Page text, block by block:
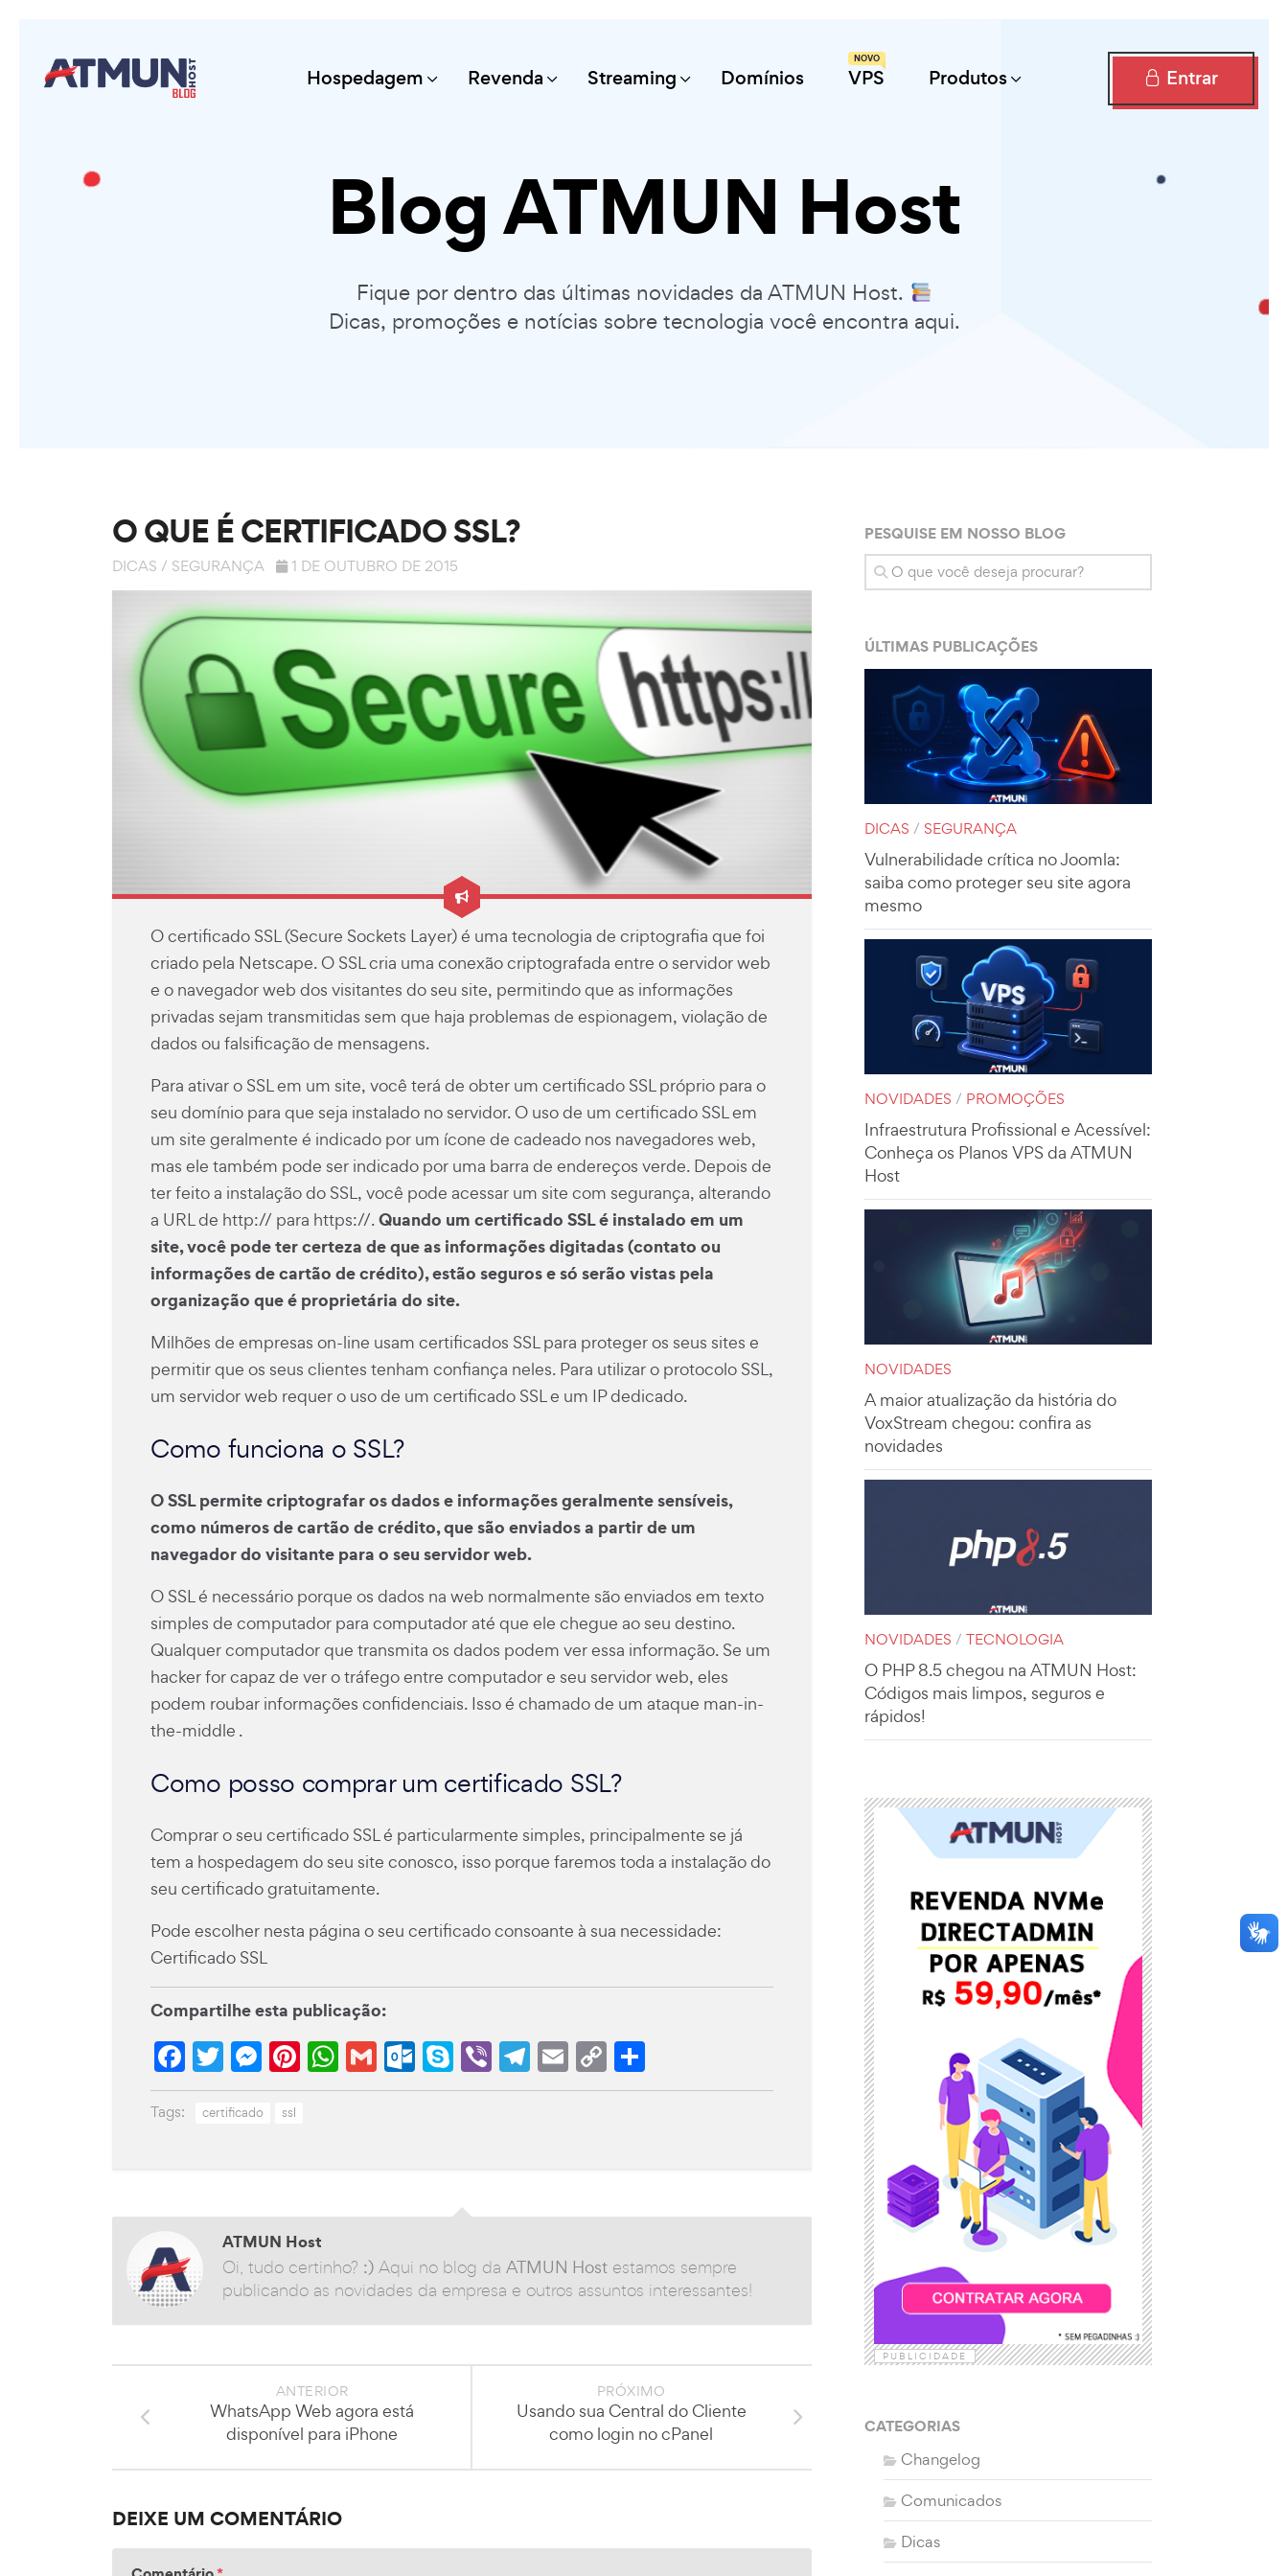
Entrar
Hospedagem Revenda Streaming Domínios VPS
NOVO
Produtos
Blog ATMUN Host
Fique por dentro das últimas novidades da ATMUN Host.
Dicas, promoções e notícias sobre tecnologia você encontra aqui.
O QUE É CERTIFICADO SSL?
DICAS / SEGURANÇA 1 DE OUTUBRO DE 2015
O certificado SSL (Secure Sockets Layer) é uma tecnologia de criptografia que foi
criado pela Netscape. O SSL cria uma conexão criptografada entre o servidor web
e o navegador web dos visitantes do seu site, permitindo que as informações
privadas sejam transmitidas sem que haja problemas de espionagem, violação de
dados ou falsificação de mensagens.
Para ativar o SSL em um site, você terá de obter um certificado SSL próprio para o
seu domínio para que seja instalado no servidor. O uso de um certificado SSL em
um site geralmente é indicado por um ícone de cadeado nos navegadores web,
mas ele também pode ser indicado por uma barra de endereços verde. Depois de
ter feito a instalação do SSL, você pode acessar um site com segurança, alterando
a URL de http:// para https://.Quando um certificado SSL é instalado em um
site, você pode ter certeza de que as informações digitadas (contato ou
informações de cartão de crédito), estão seguros e só serão vistas pela
organização que é proprietária do site.
Milhões de empresas on-line usam certificados SSL para proteger os seus sites e
permitir que os seus clientes tenham confiança neles. Para utilizar o protocolo SSL,
um servidor web requer o uso de um certificado SSL e um IP dedicado.
Como funciona o SSL?
O SSL permite criptografar os dados e informações geralmente sensíveis,
como números de cartão de crédito, que são enviados a partir de um
navegador do visitante para o seu servidor web.
O SSL é necessário porque os dados na web normalmente são enviados em texto
simples de computador para computador até que ele chegue ao seu destino.
Qualquer computador que transmita os dados podem ver essa informação. Se um
hacker for capaz de ver o tráfego entre computador e seu servidor web, eles
podem roubar informações confidenciais. Isso é chamado de um ataque man-in-
the-middle .
Como posso comprar um certificado SSL?
Comprar o seu certificado SSL é particularmente simples, principalmente se já
tem a hospedagem do seu site conosco, isso porque faremos toda a instalação do
seu certificado gratuitamente.
Pode escolher nesta página o seu certificado consoante à sua necessidade:
Certificado SSL
Compartilhe esta publicação:
Facebook
Twitter
Messenger
Pinterest
WhatsApp
GmailOutlook.com
Skype
ViberTelegram
Email
Copy
Link
Tags: certificado ssl
ATMUN Host
Oi, tudo certinho? :) Aqui no blog da ATMUN Host estamos sempre
publicando as novidades da empresa e outros assuntos interessantes!
PRÓXIMO
Usando sua Central do Cliente
como login no cPanel
ANTERIOR
WhatsApp Web agora está
disponível para iPhone
DEIXE UM COMENTÁRIO
PESQUISE EM NOSSO BLOG
ÚLTIMAS PUBLICAÇÕES
DICAS / SEGURANÇA
Vulnerabilidade crítica no Joomla:
saiba como proteger seu site agora
mesmo
NOVIDADES / PROMOÇÕES
Infraestrutura Profissional e Acessível:
Conheça os Planos VPS da ATMUN
Host
NOVIDADES
A maior atualização da história do
VoxStream chegou: confira as
novidades
NOVIDADES / TECNOLOGIA
O PHP 8.5 chegou na ATMUN Host:
Códigos mais limpos, seguros e
rápidos!
PUBLICIDADE
CATEGORIAS
Changelog
Comunicados
Dicas